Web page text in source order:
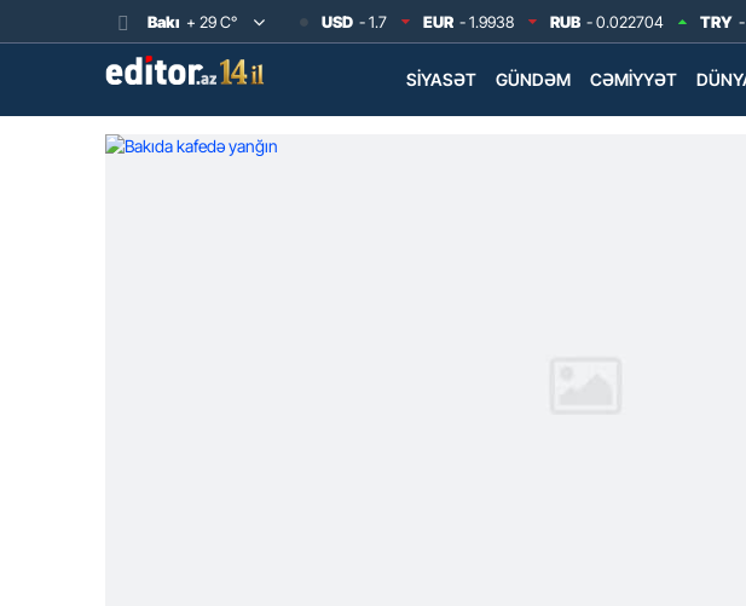
Bakı + 29 C° USD - 1.7 EUR - 1.9938 RUB - 0.022704 TRY
SIYASƏT GÜNDƏM CƏMIYYƏT